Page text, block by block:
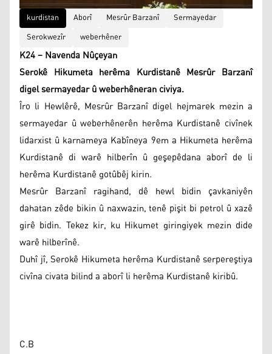
kurdistan Aborî Mesrûr Barzanî
Sermayedar
Serokwezîr
weberhêner
K24 – Navenda Nûçeyan
Serokê Hikumeta herêma Kurdistanê Mesrûr Barzanî
digel sermayedar û weberhêneran civiya‌.
Îro li Hewlêrê, Mesrûr Barzanî digel hejmarek mezin a
sermayedar û weberhênerên herêma Kurdistanê civînek
lidarxist‌ û karnameya Kabîneya 9em a Hikumeta herêma
Kurdistanê di warê hilberîn û geşepêdana aborî de li
herêma Kurdistanê gotûbêj kirin.
Mesrûr Barzanî ragihand, dê hewl bidin çavkaniyên
dahatan zêde bikin û naxwazin, tenê pişit bi petrol û xazê
girê bidin. Tekez kir, ku Hikumet giringiyek mezin dide
warê hilberînê.
Duhî jî, Serokê Hikumeta herêma Kurdistanê serpereştiya
civîna civata bilind a aborî li herêma Kurdistanê kiribû.
C.B